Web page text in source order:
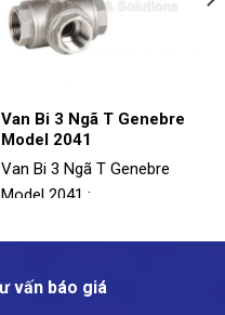
Van Bi 3 Ngã T Genebre
Model 2041
Van Bi 3 Ngã T Genebre
Model 2041 :
Kết nối: Ren
vấn báo giá